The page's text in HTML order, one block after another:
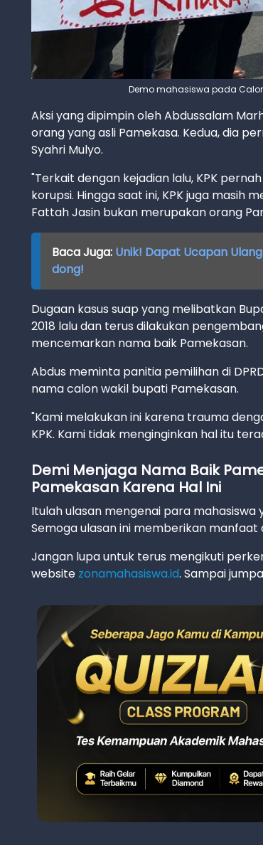
Demo mahasiswa pada
Aksi yang dipimpin oleh Abdussalam
orang yang asli Pamekasa. Kedua, dia
Syahri Mulyo.
"Terkait dengan kejadian lalu, KPK
korupsi. Hingga saat ini, KPK juga masih
Fattah Jasin bukan merupakan orang
Baca Juga: Unik! Dapat Ucapan
dong!
Dugaan kasus suap yang melibatkan
2018 lalu dan terus dilakukan
mencemarkan nama baik Pamekasan.
Abdus meminta panitia pemilihan di
nama calon wakil bupati Pamekasan.
"Kami melakukan ini karena trauma
KPK. Kami tidak menginginkan hal itu
Demi Menjaga Nama Baik
Pamekasan Karena Hal Ini
Itulah ulasan mengenai para mahasiswa
Semoga ulasan ini memberikan
Jangan lupa untuk terus mengikuti
website zonamahasiswa.id. Sampai